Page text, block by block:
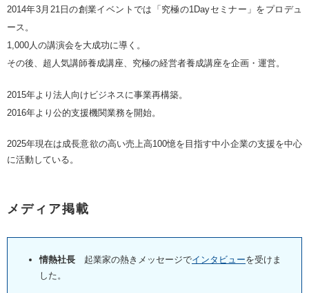
2014年3月21日の創業イベントでは「究極の1Dayセミナー」をプロデュ
ース。
1,000人の講演会を大成功に導く。
その後、超人気講師養成講座、究極の経営者養成講座を企画・運営。
2015年より法人向けビジネスに事業再構築。
2016年より公的支援機関業務を開始。
2025年現在は成長意欲の高い売上高100憶を目指す中小企業の支援を中心
に活動している。
メディア掲載
情熱社長 起業家の熱きメッセージでインタビューを受けま
した。